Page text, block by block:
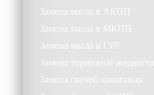
Замена масла в АКПП
Замена масла в МКПП
Замена масла в ГУР
Замена тормозной жидкости
Замена свечей зажигания